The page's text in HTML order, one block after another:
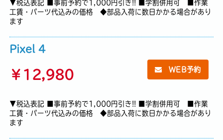
▼税込表記 ■事前予約で1,000円引き!! ■学割併用可 ■作業
工賃・パーツ代込みの価格 ◆部品入荷に数日かかる場合があり
ます
Pixel 4
￥ 12,980
▼税込表記 ■事前予約で1,000円引き!! ■学割併用可 ■作業
工賃・パーツ代込みの価格 ◆部品入荷に数日かかる場合があり
ます
WEB予約